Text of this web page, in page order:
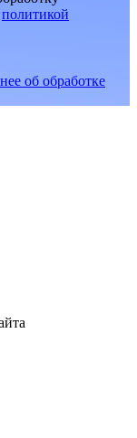
политикой
об обработке